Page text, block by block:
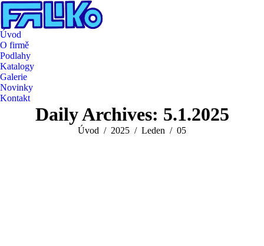
Úvod
O firmě
Podlahy
Katalogy
Galerie
Novinky
Kontakt
Daily Archives: 5.1.2025
You are here:
Úvod 2025 Leden 05